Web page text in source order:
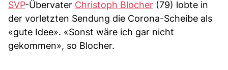
SVP-Übervater Christoph Blocher (79) lobte in
der vorletzten Sendung die Corona-Scheibe als
«gute Idee». «Sonst wäre ich gar nicht
gekommen», so Blocher.